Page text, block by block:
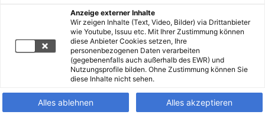
Anzeige externer Inhalte
Wir zeigen Inhalte (Text, Video, Bilder) via Drittanbieter
wie Youtube, Issuu etc. Mit Ihrer Zustimmung können
diese Anbieter Cookies setzen, Ihre
personenbezogenen Daten verarbeiten
(gegebenenfalls auch außerhalb des EWR) und
Nutzungsprofile bilden. Ohne Zustimmung können Sie
diese Inhalte nicht sehen.
Alles ablehnen Alles akzeptieren